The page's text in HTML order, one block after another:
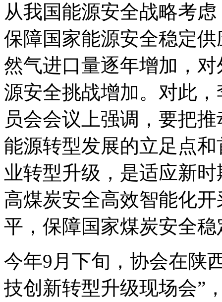
从我国能源安全战略考
保障国家能源安全稳定
然气进口量逐年增加，
源安全挑战增加。对此
员会会议上强调，要把
能源转型发展的立足点
业转型升级，是适应新
高煤炭安全高效智能化
平，保障国家煤炭安全
今年9月下旬，协会在陕
技创新转型升级现场会”